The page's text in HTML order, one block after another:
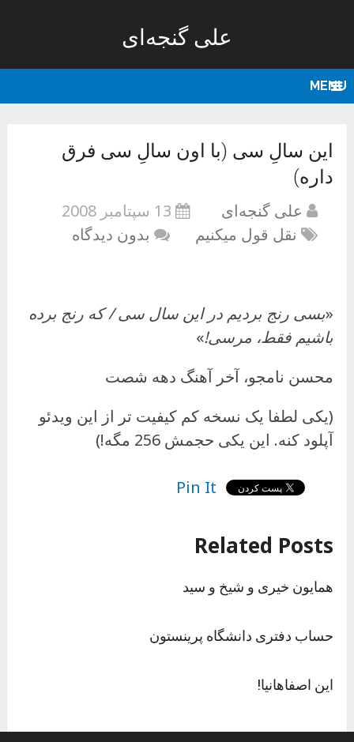
علی گنجه‌ای
MENU
این سالِ سی (با اون سالِ سی فرق
داره)
علی گنجه‌ای
13 سپتامبر 2008
نقل قول میکنیم
بدون دیدگاه
«بسی رنج بردیم در این سال سی / که رنج برده
باشیم فقط، مرسی!»
محسن نامجو، آخر آهنگ دهه شصت
(یکی لطفا یک نسخه کم کیفیت تر از این ویدئو
آپلود کنه. این یکی حجمش 256 مگه!)
Pin It
Related Posts
همایون خیری و شیخ و سید
حساب دفتری دانشگاه پرینستون
این اصفاهانیا!